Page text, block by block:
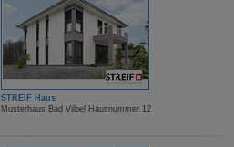
STREIF Haus
Musterhaus Bad Vilbel Hausnummer 12